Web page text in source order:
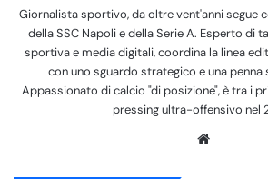
Giornalista sportivo, da oltre vent'anni segue
della SSC Napoli e della Serie A. Esperto di
sportiva e media digitali, coordina la linea
con uno sguardo strategico e una penna
Appassionato di calcio "di posizione", è tra i
pressing ultra-offensivo nel